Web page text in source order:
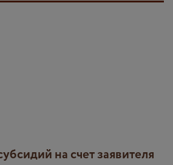
на счет заявителя